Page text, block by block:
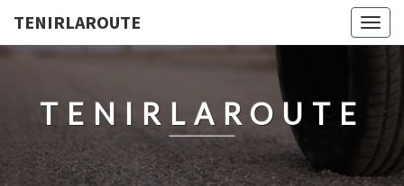
TENIRLAROUTE
TENIRLAROUTE